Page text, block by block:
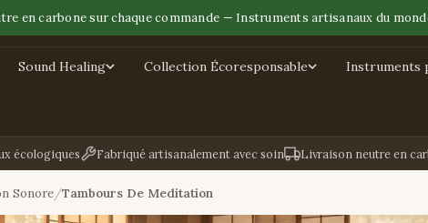
en carbone sur chaque commande — Instruments artisanaux du
Sound Healing Collection Écoresponsable Instruments
écologiques Fabriqué artisanalement avec soin Livraison neutre en
Sonore Tambours De Meditation